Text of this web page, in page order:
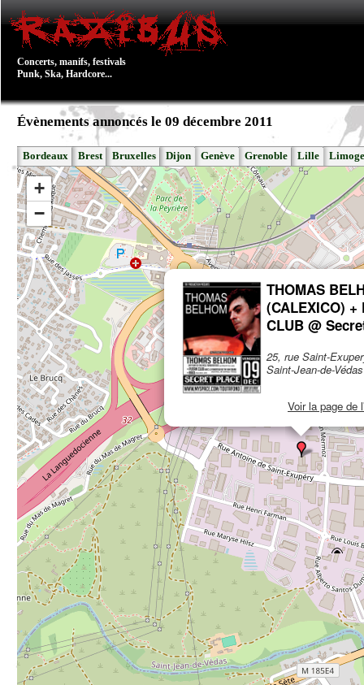
Concerts, manifs, festivals
Punk, Ska, Hardcore...
Évènements annoncés le 09 décembre 2011
Bordeaux Brest Bruxelles Dijon Genève Grenoble Lille
THOMAS
(CALEXICO) +
CLUB @
25, rue Saint-
Saint-Jean-de-Védas
Voir la page de
+
−